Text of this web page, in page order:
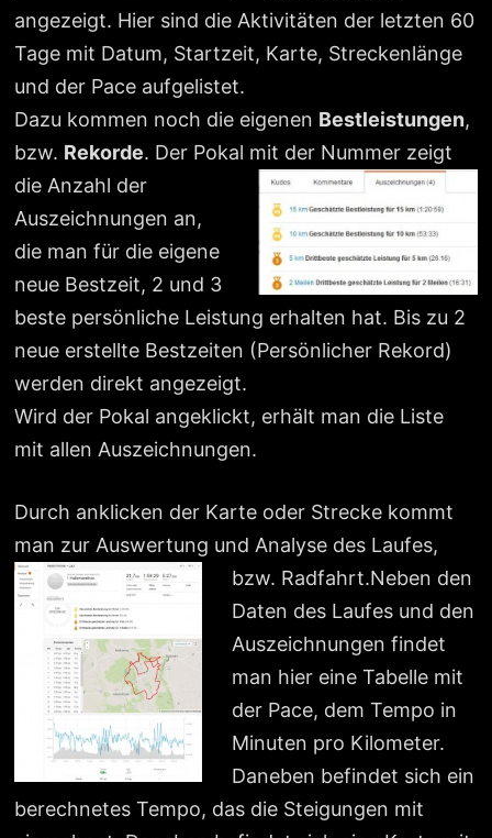
angezeigt. Hier sind die Aktivitäten der letzten 60
Tage mit Datum, Startzeit, Karte, Streckenlänge
und der Pace aufgelistet.
Dazu kommen noch die eigenen Bestleistungen,
bzw. Rekorde. Der Pokal mit der Nummer zeigt
die Anzahl der
Auszeichnungen an,
die man für die eigene
neue Bestzeit, 2 und 3
beste persönliche Leistung erhalten hat. Bis zu 2
neue erstellte Bestzeiten (Persönlicher Rekord)
werden direkt angezeigt.
Wird der Pokal angeklickt, erhält man die Liste
mit allen Auszeichnungen.
Durch anklicken der Karte oder Strecke kommt
man zur Auswertung und Analyse des Laufes,
bzw. Radfahrt.Neben den
Daten des Laufes und den
Auszeichnungen findet
man hier eine Tabelle mit
der Pace, dem Tempo in
Minuten pro Kilometer.
Daneben befindet sich ein
berechnetes Tempo, das die Steigungen mit